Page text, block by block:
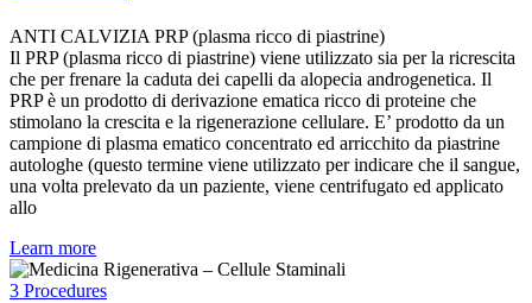
ANTI CALVIZIA PRP (plasma ricco di piastrine)
Il PRP (plasma ricco di piastrine) viene utilizzato sia per la ricrescita
che per frenare la caduta dei capelli da alopecia androgenetica. Il
PRP è un prodotto di derivazione ematica ricco di proteine che
stimolano la crescita e la rigenerazione cellulare. E’ prodotto da un
campione di plasma ematico concentrato ed arricchito da piastrine
autologhe (questo termine viene utilizzato per indicare che il sangue,
una volta prelevato da un paziente, viene centrifugato ed applicato
allo
Learn more
3 Procedures